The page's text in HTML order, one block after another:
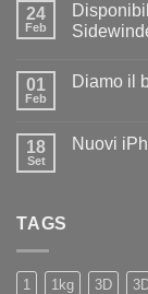
Diamo
il
benvenuto
24
Feb
su
la
nuovissima
01
Feb
Diamo il
Diamo
18
Set
Nuovi
TAGS
1 1kg 3D